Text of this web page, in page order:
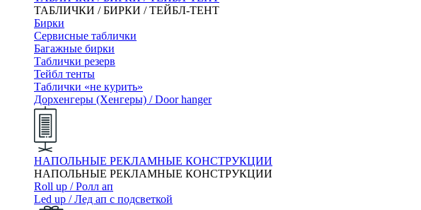
ТАБЛИЧКИ / БИРКИ / ТЕЙБЛ-ТЕНТ
Бирки
Сервисные таблички
Багажные бирки
Таблички резерв
Тейбл тенты
Таблички «не курить»
Дорхенгеры (Хенгеры) / Door hanger
НАПОЛЬНЫЕ РЕКЛАМНЫЕ КОНСТРУКЦИИ
НАПОЛЬНЫЕ РЕКЛАМНЫЕ КОНСТРУКЦИИ
Roll up / Ролл ап
Led up / Лед ап с подсветкой